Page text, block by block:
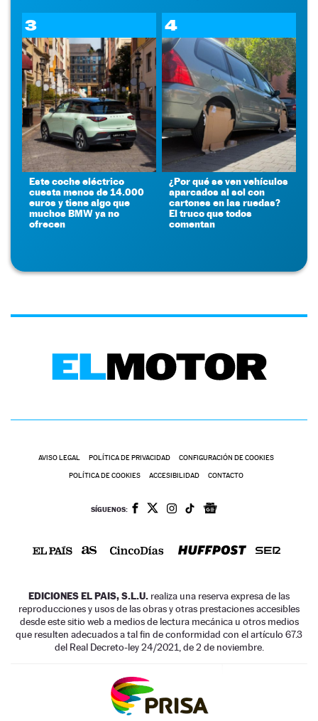
3
Este coche eléctrico
cuesta menos de 14.000
euros y tiene algo que
muchos BMW ya no
ofrecen
4
¿Por qué se ven vehículos
aparcados al sol con
cartones en las ruedas?
El truco que todos
comentan
AVISO LEGAL POLÍTICA DE PRIVACIDAD CONFIGURACIÓN DE COOKIES
POLÍTICA DE COOKIES ACCESIBILIDAD CONTACTO
SÍGUENOS:
EDICIONES EL PAIS, S.L.U. realiza una reserva expresa de las
reproducciones y usos de las obras y otras prestaciones accesibles
desde este sitio web a medios de lectura mecánica u otros medios
que resulten adecuados a tal fin de conformidad con el artículo 67.3
del Real Decreto-ley 24/2021, de 2 de noviembre.